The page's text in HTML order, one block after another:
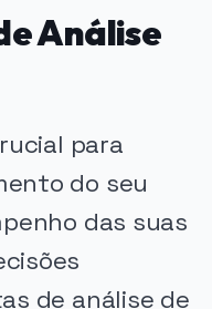
Análise
para
do seu
das suas
de análise de